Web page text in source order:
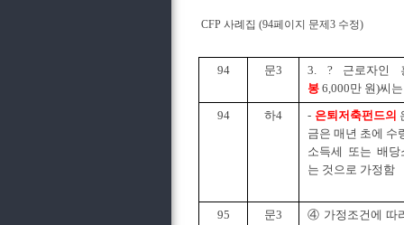
CFP 사례집 (94페이지 문제3 수정)
94 문3
3. ? 근로자인
봉 6,000만 원)씨는
94
하4 - 은퇴저축펀드의
금은 매년 초에 수
소득세 또는 배당
는 것으로 가정함
95 문3
④ 가정조건에 따